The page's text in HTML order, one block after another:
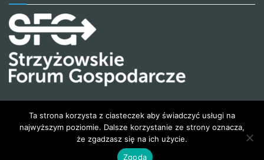
© 2020 Wesoły i kreatywny przedszkolak
Ta strona korzysta z ciasteczek aby świadczyć usługi na
najwyższym poziomie. Dalsze korzystanie ze strony oznacza,
że zgadzasz się na ich użycie.
Zgoda